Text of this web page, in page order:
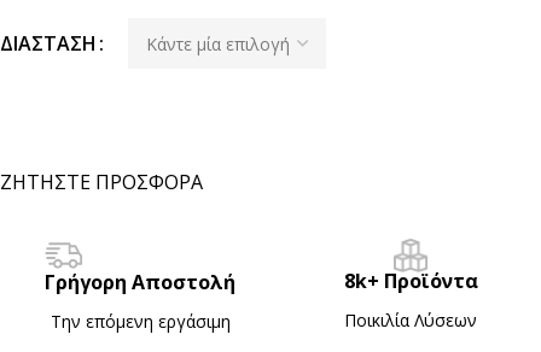
ΔΙΆΣΤΑΣΗ
ΖΗΤΗΣΤΕ ΠΡΟΣΦΟΡΑ
Γρήγορη Αποστολή
Την επόμενη εργάσιμη
8k+ Προϊόντα
Ποικιλία Λύσεων